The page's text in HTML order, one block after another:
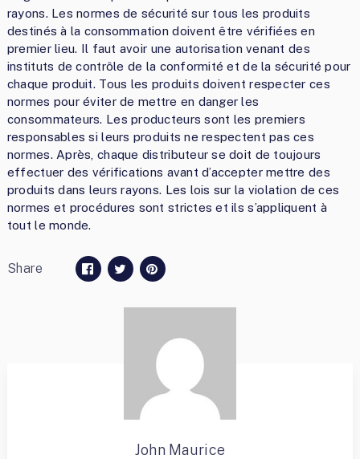
rayons. Les normes de sécurité sur tous les produits
destinés à la consommation doivent être vérifiées en
premier lieu. Il faut avoir une autorisation venant des
instituts de contrôle de la conformité et de la sécurité pour
chaque produit. Tous les produits doivent respecter ces
normes pour éviter de mettre en danger les
consommateurs. Les producteurs sont les premiers
responsables si leurs produits ne respectent pas ces
normes. Après, chaque distributeur se doit de toujours
effectuer des vérifications avant d’accepter mettre des
produits dans leurs rayons. Les lois sur la violation de ces
normes et procédures sont strictes et ils s’appliquent à
tout le monde.
Share
John Maurice